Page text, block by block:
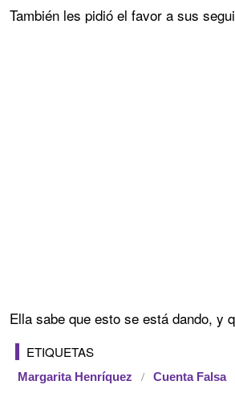
También les pidió el favor a sus
Ella sabe que esto se está dando, y
ETIQUETAS
Margarita Henríquez Cuenta Falsa